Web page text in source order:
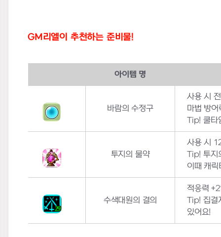
GM리엘이 추천하는 준비물!
아이템 명
바람의 수정구
사용 시
마법 방어
Tip! 쿨타
투지의 물약
사용 시
Tip! 투지
이때 캐릭
수색대원의 결의
적응력
Tip! 집결
있어요!